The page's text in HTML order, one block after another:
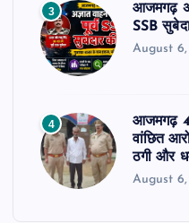
3
आजमगढ़
SSB
August
4
आजमगढ़
वांछित
ठगी और
August